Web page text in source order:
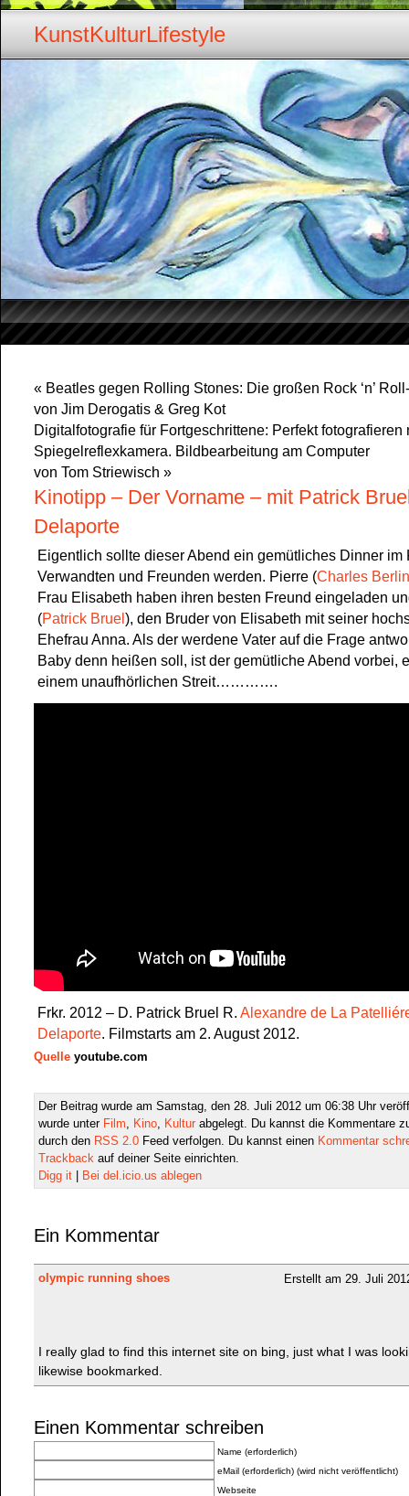
KunstKulturLifestyle
« Beatles gegen Rolling Stones: Die großen Rock ‘n’
von Jim Derogatis & Greg Kot
Digitalfotografie für Fortgeschrittene: Perfekt fotografieren
Spiegelreflexkamera. Bildbearbeitung am Computer
von Tom Striewisch »
Kinotipp – Der Vorname – mit Patrick
Delaporte
Eigentlich sollte dieser Abend ein gemütliches Dinner im
Verwandten und Freunden werden. Pierre (Charles
Frau Elisabeth haben ihren besten Freund eingeladen
(Patrick Bruel ), den Bruder von Elisabeth mit seiner
Ehefrau Anna. Als der werdene Vater auf die Frage
Baby denn heißen soll, ist der gemütliche Abend vorbei,
einem unaufhörlichen Streit………….
Frkr. 2012 – D. Patrick Bruel R. Alexandre de La
Delaporte. Filmstarts am 2. August 2012.
Quelle youtube.com
Der Beitrag wurde am Samstag, den 28. Juli 2012 um 06:38 Uhr
wurde unter Film, Kino, Kultur abgelegt. Du kannst die Kommentare
durch den RSS 2.0 Feed verfolgen. Du kannst einen Kommentar
Trackback auf deiner Seite einrichten.
Digg it
Bei del.icio.us ablegen
Ein Kommentar
Erstellt am 29. Juli
olympic running shoes
I really glad to find this internet site on bing, just what I was
likewise bookmarked.
Einen Kommentar schreiben
Name (erforderlich)
eMail (erforderlich) (wird nicht veröffentlicht)
Webseite